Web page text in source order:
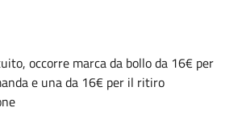
occorre marca da bollo da 16€ per
e una da 16€ per il ritiro